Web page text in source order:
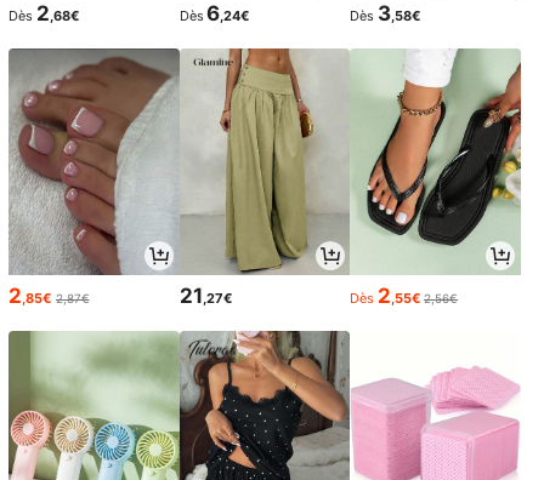
Dès 2,68€ Dès 6,24€ Dès 3,58€
2 ,85€ 2,87€ 21 ,27€ Dès 2 ,55€ 2,56€